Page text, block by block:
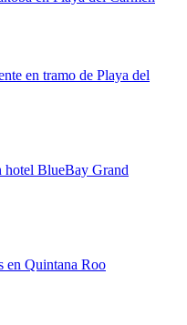
en tramo de Playa del
hotel BlueBay Grand
en Quintana Roo